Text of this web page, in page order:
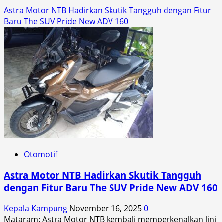
Astra Motor NTB Hadirkan Skutik Tangguh dengan Fitur
Baru The SUV Pride New ADV 160
Otomotif
Astra Motor NTB Hadirkan Skutik Tangguh
dengan Fitur Baru The SUV Pride New ADV 160
Kepala Kampung November 16, 20250
Mataram: Astra Motor NTB kembali memperkenalkan lini